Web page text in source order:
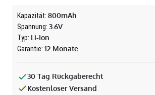
Kapazität: 800mAh
Spannung: 3.6V
Typ: Li-Ion
Garantie: 12 Monate
30 Tag Rückgaberecht
Kostenloser Versand